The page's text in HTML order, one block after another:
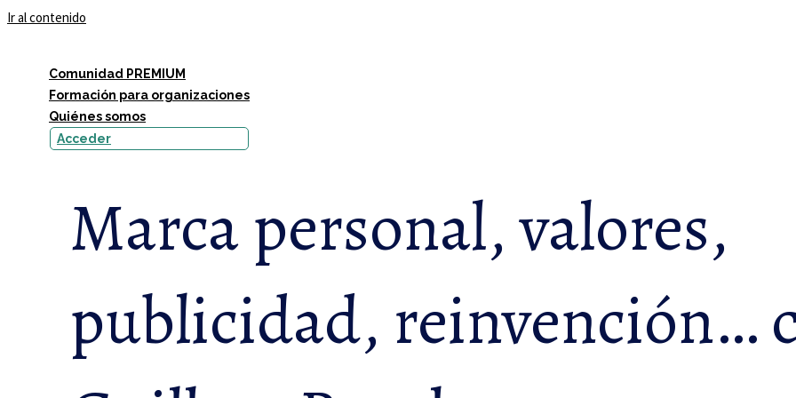
Ir al contenido
Comunidad PREMIUM
Formación para organizaciones
Quiénes somos
Acceder
Marca personal, valores,
publicidad, reinvención…